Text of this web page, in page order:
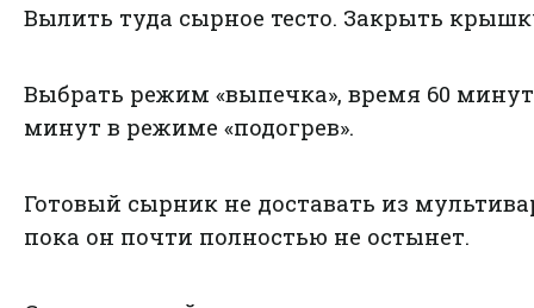
Вылить туда сырное тесто. Закрыть
Выбрать режим «выпечка», время 60 минут
минут в режиме «подогрев».
Готовый сырник не доставать из
пока он почти полностью не остынет.